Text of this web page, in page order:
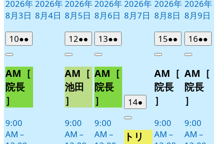
2026年
8月3日
2026年
8月4日
2026年
8月5日
2026年
8月6日
2026年
8月7日
2026年
8月8日
2026年
8月9日
102026
年
月
10
日
●●
件
イ
ト)
Close
AM［
院長
］
9:00
AM –
122026
年
月
12
日
●●
件
イ
ベ
ト)
Close
AM［
池田
］
9:00
AM –
132026
年
月
13
日
●●
件
イ
ン
ト)
Close
AM［
院長
］
9:00
AM –
142026
年
月
●
件
Close
トリ
152026
年
月
15
日
●●
件
イ
ベ
ト)
Close
AM［
院長
］
9:00
AM –
162026
年
月
16
日
●●
件
イ
Close
AM［
院長
］
9:00
AM –